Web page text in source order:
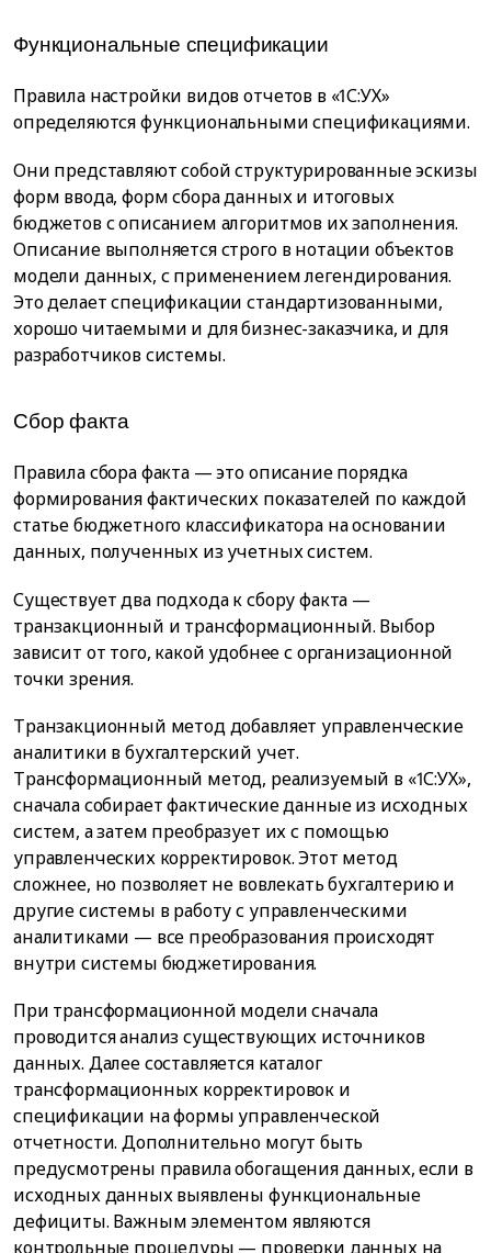
Функциональные спецификации
Правила настройки видов отчетов в «1С:УХ»
определяются функциональными спецификациями.
Они представляют собой структурированные эскизы
форм ввода, форм сбора данных и итоговых
бюджетов с описанием алгоритмов их заполнения.
Описание выполняется строго в нотации объектов
модели данных, с применением легендирования.
Это делает спецификации стандартизованными,
хорошо читаемыми и для бизнес-заказчика, и для
разработчиков системы.
Сбор факта
Правила сбора факта — это описание порядка
формирования фактических показателей по каждой
статье бюджетного классификатора на основании
данных, полученных из учетных систем.
Существует два подхода к сбору факта —
транзакционный и трансформационный. Выбор
зависит от того, какой удобнее с организационной
точки зрения.
Транзакционный метод добавляет управленческие
аналитики в бухгалтерский учет.
Трансформационный метод, реализуемый в «1С:УХ»,
сначала собирает фактические данные из исходных
систем, а затем преобразует их с помощью
управленческих корректировок. Этот метод
сложнее, но позволяет не вовлекать бухгалтерию и
другие системы в работу с управленческими
аналитиками — все преобразования происходят
внутри системы бюджетирования.
При трансформационной модели сначала
проводится анализ существующих источников
данных. Далее составляется каталог
трансформационных корректировок и
спецификации на формы управленческой
отчетности. Дополнительно могут быть
предусмотрены правила обогащения данных, если в
исходных данных выявлены функциональные
дефициты. Важным элементом являются
контрольные процедуры — проверки данных на